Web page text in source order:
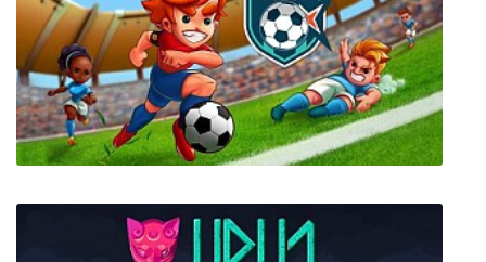
Achtung! Cthulhu Tactics